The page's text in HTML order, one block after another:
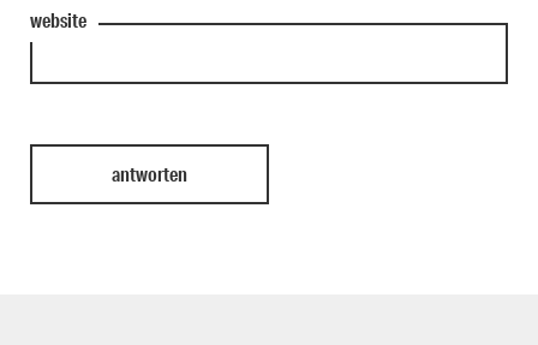
website